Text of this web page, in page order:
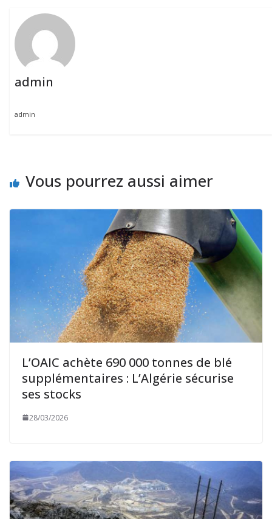
admin
admin
Vous pourrez aussi aimer
L’OAIC achète 690 000 tonnes de blé
supplémentaires : L’Algérie sécurise
ses stocks
28/03/2026